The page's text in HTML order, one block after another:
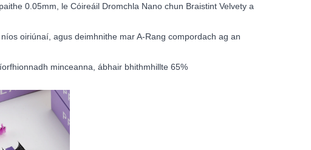
0.05mm, le Cóireáil Dromchla Nano chun Braistint Velvety a
oiriúnaí, agus deimhnithe mar A-Rang compordach ag an
minceanna, ábhair bhithmhillte 65%